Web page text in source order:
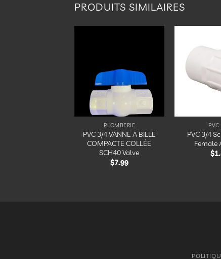
PRODUITS SIMILAIRES
d’envies
PLOMBERIE
PVC 3/4 VANNE A BILLE
COMPACTE COLLÉE
SCH40 Valve
$7.99
PVC 3/4
Female
$